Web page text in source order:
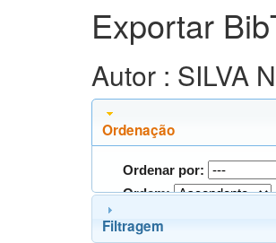
Exportar
Autor : SILVA
Ordenação
Ordenar por:
Ordem:
Filtragem